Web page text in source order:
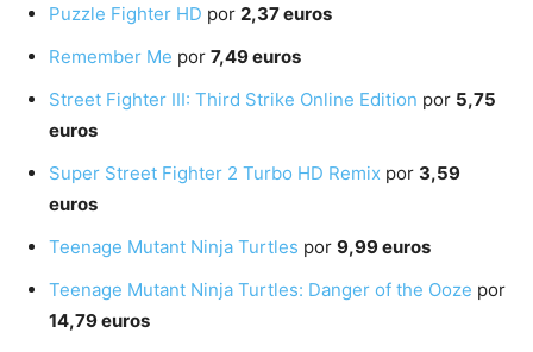
Puzzle Fighter HD por 2,37 euros
Remember Me por 7,49 euros
Street Fighter III: Third Strike Online Edition por 5,75
euros
Super Street Fighter 2 Turbo HD Remix por 3,59
euros
Teenage Mutant Ninja Turtles por 9,99 euros
Teenage Mutant Ninja Turtles: Danger of the Ooze por
14,79 euros